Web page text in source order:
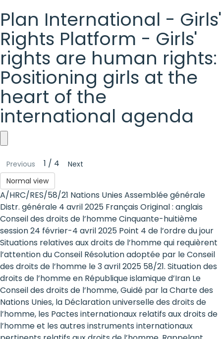
Plan International - Girls'
Rights Platform - Girls'
rights are human rights:
Positioning girls at the
heart of the
international agenda
Plan
International
-
Girls'
Rights
Platform
-
Girls'
rights
are
Previous 1 / 4
Next
Normal view
A/HRC/RES/58/21 Nations Unies Assemblée générale
Distr. générale 4 avril 2025 Français Original : anglais
Conseil des droits de l’homme Cinquante-huitième
session 24 février-4 avril 2025 Point 4 de l’ordre du jour
Situations relatives aux droits de l’homme qui requièrent
l’attention du Conseil Résolution adoptée par le Conseil
des droits de l’homme le 3 avril 2025 58/21. Situation des
droits de l’homme en République islamique d’Iran Le
Conseil des droits de l’homme, Guidé par la Charte des
Nations Unies, la Déclaration universelle des droits de
l’homme, les Pactes internationaux relatifs aux droits de
l’homme et les autres instruments internationaux